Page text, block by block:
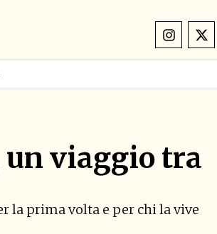
un viaggio tra
la prima volta e per chi la vive